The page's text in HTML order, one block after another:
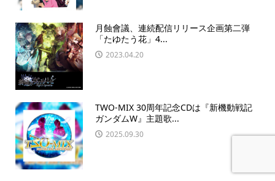
月蝕會議、連続配信リリース企画第二弾
「たゆたう花」4...
2023.04.20
TWO-MIX 30周年記念CDは『新機動戦記
ガンダムW』主題歌...
2025.09.30